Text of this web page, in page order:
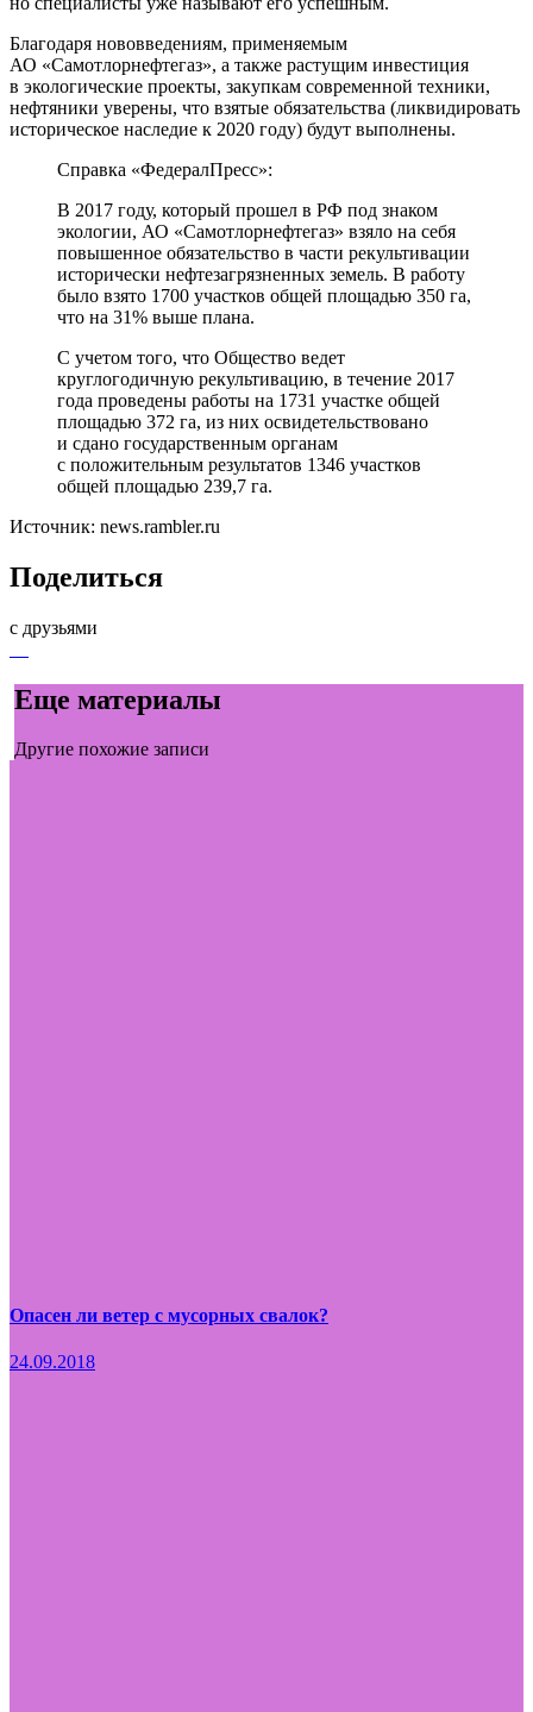
Благодаря нововведениям, применяемым
АО «Самотлорнефтегаз», а также растущим инвестиция
в экологические проекты, закупкам современной техники,
нефтяники уверены, что взятые обязательства (ликвидировать
историческое наследие к 2020 году) будут выполнены.
Справка «ФедералПресс»:
В 2017 году, который прошел в РФ под знаком
экологии, АО «Самотлорнефтегаз» взяло на себя
повышенное обязательство в части рекультивации
исторически нефтезагрязненных земель. В работу
было взято 1700 участков общей площадью 350 га,
что на 31% выше плана.
С учетом того, что Общество ведет
круглогодичную рекультивацию, в течение 2017
года проведены работы на 1731 участке общей
площадью 372 га, из них освидетельствовано
и сдано государственным органам
с положительным результатов 1346 участков
общей площадью 239,7 га.
Источник: news.rambler.ru
Поделиться
с друзьями
Еще материалы
Другие похожие записи
Опасен ли ветер с мусорных свалок?
24.09.2018